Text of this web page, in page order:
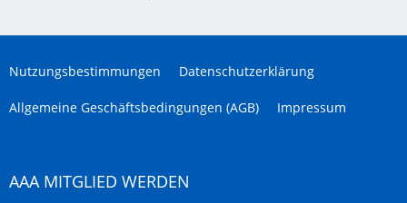
Nutzungsbestimmungen Datenschutzerklärung
Allgemeine Geschäftsbedingungen (AGB) Impressum
AAA MITGLIED WERDEN